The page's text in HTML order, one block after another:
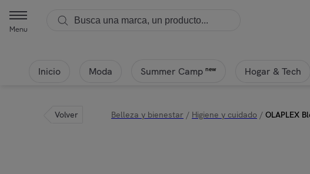
Menu
Inicio Moda Summer Camp new Hogar & Tech
Volver Belleza y bienestar / Higiene y cuidado / OLAPLEX